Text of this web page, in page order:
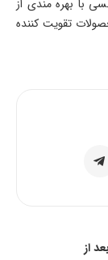
با بهره مندی از
تقویت کننده
از